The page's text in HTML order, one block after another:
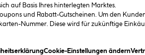
auf Basis Ihres hinterlegten Marktes.
und Rabatt-Gutscheinen. Um den
Nummer. Diese wird für zukünftige
(öffnet ein Dialogfeld)
Cookie-Einstellungen ändern